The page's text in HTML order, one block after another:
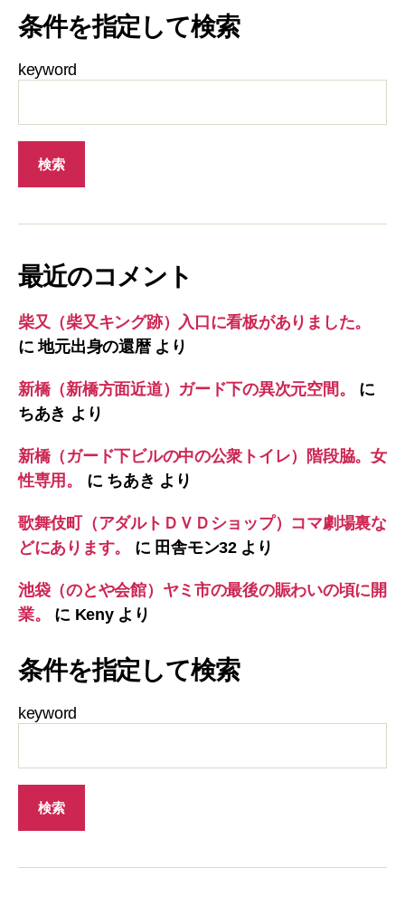
条件を指定して検索
keyword
最近のコメント
柴又（柴又キング跡）入口に看板がありました。
に地元出身の還暦より
新橋（新橋方面近道）ガード下の異次元空間。
に
ちあき より
新橋（ガード下ビルの中の公衆トイレ）階段脇。女
性専用。
に ちあき より
歌舞伎町（アダルトＤＶＤショップ）コマ劇場裏な
どにあります。
に 田舎モン32より
池袋（のとや会館）ヤミ市の最後の賑わいの頃に開
業。
に Kenyより
条件を指定して検索
keyword